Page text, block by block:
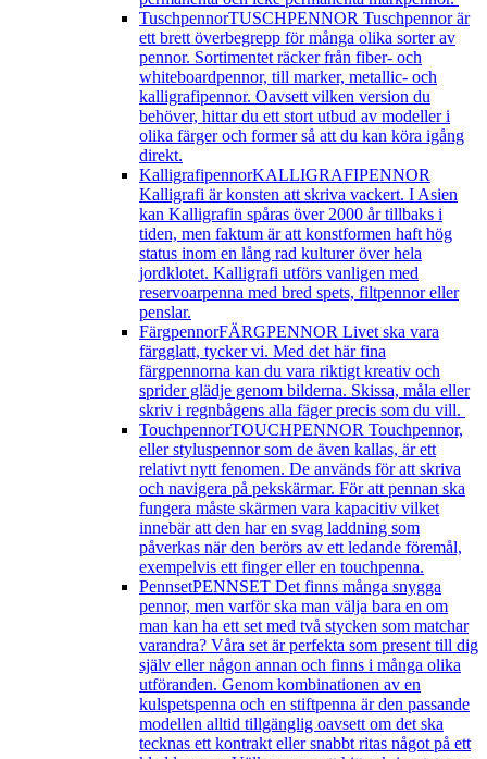
TuschpennorTUSCHPENNOR Tuschpennor är
ett brett överbegrepp för många olika sorter av
pennor. Sortimentet räcker från fiber- och
whiteboardpennor, till marker, metallic- och
kalligrafipennor. Oavsett vilken version du
behöver, hittar du ett stort utbud av modeller i
olika färger och former så att du kan köra igång
direkt.
KalligrafipennorKALLIGRAFIPENNOR
Kalligrafi är konsten att skriva vackert. I Asien
kan Kalligrafin spåras över 2000 år tillbaks i
tiden, men faktum är att konstformen haft hög
status inom en lång rad kulturer över hela
jordklotet. Kalligrafi utförs vanligen med
reservoarpenna med bred spets, filtpennor eller
penslar.
FärgpennorFÄRGPENNOR Livet ska vara
färgglatt, tycker vi. Med det här fina
färgpennorna kan du vara riktigt kreativ och
sprider glädje genom bilderna. Skissa, måla eller
skriv i regnbågens alla fäger precis som du vill.
TouchpennorTOUCHPENNOR Touchpennor,
eller styluspennor som de även kallas, är ett
relativt nytt fenomen. De används för att skriva
och navigera på pekskärmar. För att pennan ska
fungera måste skärmen vara kapacitiv vilket
innebär att den har en svag laddning som
påverkas när den berörs av ett ledande föremål,
exempelvis ett finger eller en touchpenna.
PennsetPENNSET Det finns många snygga
pennor, men varför ska man välja bara en om
man kan ha ett set med två stycken som matchar
varandra? Våra set är perfekta som present till dig
själv eller någon annan och finns i många olika
utföranden. Genom kombinationen av en
kulspetspenna och en stiftpenna är den passande
modellen alltid tillgänglig oavsett om det ska
tecknas ett kontrakt eller snabbt ritas något på ett